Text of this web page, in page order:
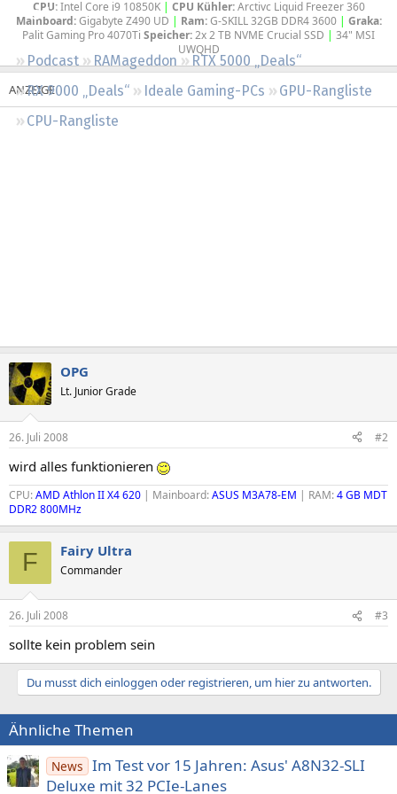
Regeln
Podcast RAMageddon
RTX 5000 „Deals“
RX 9000 „Deals“
Ideale Gaming-PCs
GPU-Rangliste
CPU-Rangliste
CPU:Intel Core i9 10850K | CPU Kühler:Arctivc Liquid Freezer 360
Mainboard:Gigabyte Z490 UD | Ram:G-SKILL 32GB DDR4 3600 | Graka:
Palit Gaming Pro 4070Ti Speicher:2x 2 TB NVME Crucial SSD | 34" MSI
UWQHD​
OPG
Lt. Junior Grade
26. Juli 2008 #2
wird alles funktionieren
CPU:AMD Athlon II X4 620 | Mainboard:ASUS M3A78-EM | RAM:4 GB MDT
DDR2 800MHz
F Fairy Ultra
Commander
26. Juli 2008 #3
sollte kein problem sein
Du musst dich einloggen oder registrieren, um hier zu antworten.
Ähnliche Themen
News Im Test vor 15 Jahren: Asus' A8N32-SLI
Deluxe mit 32 PCIe-Lanes